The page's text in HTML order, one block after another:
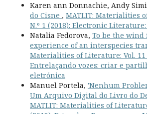
Karen ann Donnachie, Andy
do Cisne , MATLIT: Materialities
N.º 1 (2018): Electronic
Natalia Fedorova, To be the wind
experience of an interspecies
Materialities of Literature: Vol. 11
Entrelaçando vozes: criar e
eletrónica
Manuel Portela, 'Nenhum
Um Arquivo Digital do Livro do
MATLIT: Materialities of